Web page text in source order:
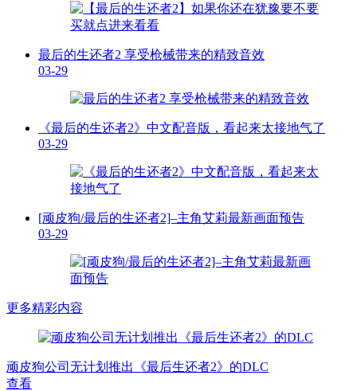
最后的生还者2 享受枪械带来的精致音效
03-29
《最后的生还者2》中文配音版，看起来太接地气了
03-29
[顽皮狗/最后的生还者2]–主角艾莉最新画面预告
03-29
更多精彩内容
顽皮狗公司无计划推出《最后生还者2》的DLC
查看